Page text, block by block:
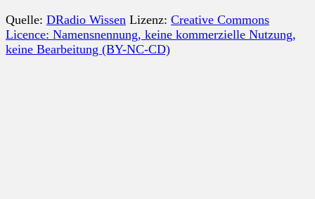
Quelle: DRadio Wissen Lizenz: Creative Commons
Licence: Namensnennung, keine kommerzielle Nutzung,
keine Bearbeitung (BY-NC-CD)